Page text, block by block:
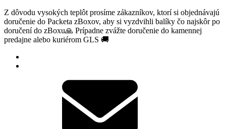
Z dôvodu vysokých teplôt prosíme zákazníkov, ktorí si objednávajú
doručenie do Packeta zBoxov, aby si vyzdvihli balíky čo najskôr po
doručení do zBoxu🙏 Prípadne zvážte doručenie do kamennej
predajne alebo kuriérom GLS 🚚